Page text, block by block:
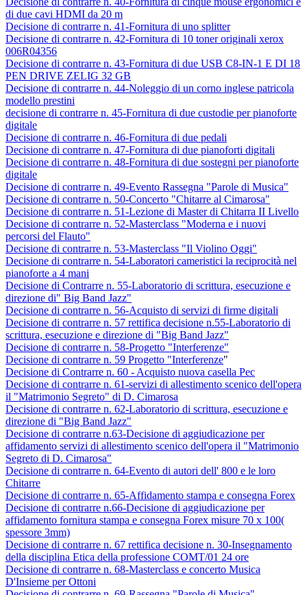
di due cavi HDMI da 20 m
Decisione di contrarre n. 41-Fornitura di uno splitter
Decisione di contrarre n. 42-Fornitura di 10 toner originali xerox
006R04356
Decisione di contrarre n. 43-Fornitura di due USB C8-IN-1 E DI 18
PEN DRIVE ZELIG 32 GB
Decisione di contrarre n. 44-Noleggio di un corno inglese patricola
modello prestini
decisione di contrarre n. 45-Fornitura di due custodie per pianoforte
digitale
Decisione di contrarre n. 46-Fornitura di due pedali
Decisione di contrarre n. 47-Fornitura di due pianoforti digitali
Decisione di contrarre n. 48-Fornitura di due sostegni per pianoforte
digitale
Decisione di contrarre n. 49-Evento Rassegna "Parole di Musica"
Decisione di contrarre n. 50-Concerto "Chitarre al Cimarosa"
Decisione di contrarre n. 51-Lezione di Master di Chitarra II Livello
Decisione di contrarre n. 52-Masterclass "Moderna e i nuovi
percorsi del Flauto"
Decisione di contrarre n. 53-Masterclass "Il Violino Oggi"
Decisione di contrarre n. 54-Laboratori cameristici la reciprocità nel
pianoforte a 4 mani
Decisione di Contrarre n. 55-Laboratorio di scrittura, esecuzione e
direzione di" Big Band Jazz"
Decisione di contrarre n. 56-Acquisto di servizi di firme digitali
Decisione di contrarre n. 57 rettifica decisione n.55-Laboratorio di
scrittura, esecuzione e direzione di "Big Band Jazz"
Decisione di contrarre n. 58-Progetto "Interferenze"
Decisione di contrarre n. 59 Progetto "Interferenze"
Decisione di Contrarre n. 60 - Acquisto nuova casella Pec
Decisione di contrarre n. 61-servizi di allestimento scenico dell'opera
il "Matrimonio Segreto" di D. Cimarosa
Decisione di contrarre n. 62-Laboratorio di scrittura, esecuzione e
direzione di "Big Band Jazz"
Decisione di contrarre n.63-Decisione di aggiudicazione per
affidamento servizi di allestimento scenico dell'opera il "Matrimonio
Segreto di D. Cimarosa"
Decisione di contrarre n. 64-Evento di autori dell' 800 e le loro
Chitarre
Decisione di contrarre n. 65-Affidamento stampa e consegna Forex
Decisione di contrarre n.66-Decisione di aggiudicazione per
affidamento fornitura stampa e consegna Forex misure 70 x 100(
spessore 3mm)
Decisione di contrarre n. 67 rettifica decisione n. 30-Insegnamento
della disciplina Etica della professione COMT/01 24 ore
Decisione di contrarre n. 68-Masterclass e concerto Musica
D'Insieme per Ottoni